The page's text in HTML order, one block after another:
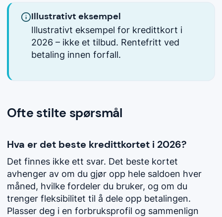
Illustrativt eksempel
Illustrativt eksempel for kredittkort i
2026 – ikke et tilbud. Rentefritt ved
betaling innen forfall.
Ofte stilte spørsmål
Hva er det beste kredittkortet i 2026?
Det finnes ikke ett svar. Det beste kortet
avhenger av om du gjør opp hele saldoen hver
måned, hvilke fordeler du bruker, og om du
trenger fleksibilitet til å dele opp betalingen.
Plasser deg i en forbruksprofil og sammenlign